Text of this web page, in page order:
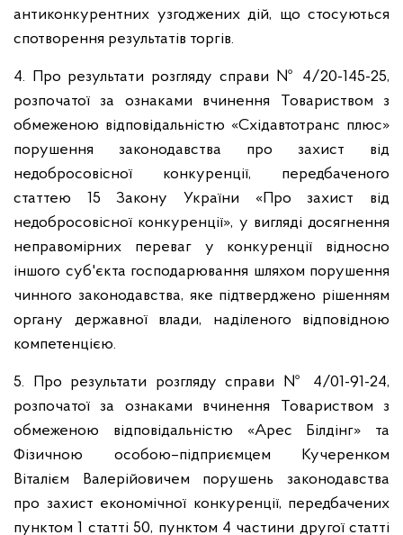
антиконкурентних узгоджених дій, що стосуються
спотворення результатів торгів.
4. Про результати розгляду справи № 4/20-145-25,
розпочатої за ознаками вчинення Товариством з
обмеженою відповідальністю «Східавтотранс плюс»
порушення законодавства про захист від
недобросовісної конкуренції, передбаченого
статтею 15 Закону України «Про захист від
недобросовісної конкуренції», у вигляді досягнення
неправомірних переваг у конкуренції відносно
іншого суб'єкта господарювання шляхом порушення
чинного законодавства, яке підтверджено рішенням
органу державної влади, наділеного відповідною
компетенцією.
5. Про результати розгляду справи № 4/01-91-24,
розпочатої за ознаками вчинення Товариством з
обмеженою відповідальністю «Арес Білдінг» та
Фізичною особою–підприємцем Кучеренком
Віталієм Валерійовичем порушень законодавства
про захист економічної конкуренції, передбачених
пунктом 1 статті 50, пунктом 4 частини другої статті